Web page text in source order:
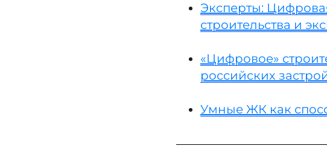
Эксперты:
строительства и
«Цифровое»
российских
Умные ЖК как